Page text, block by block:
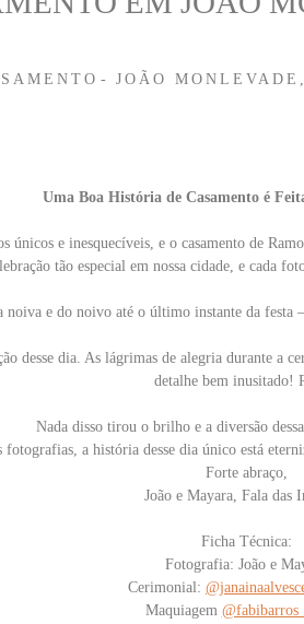
JOÃO
Uma Boa História de Casamento é
únicos e inesquecíveis, e o casamento de
tão especial em nossa cidade, e cada
noiva e do noivo até o último instante da
desse dia. As lágrimas de alegria durante a
detalhe bem inusitado!
Nada disso tirou o brilho e a diversão
a história desse dia único está
Forte abraço,
João e Mayara, Fala das
Ficha Técnica:
Fotografia: João e
Cerimonial:
Maquiagem